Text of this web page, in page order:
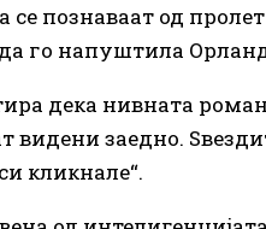
се познаваат од
го напуштила
дека нивната
видени заедно.
кликнале“.